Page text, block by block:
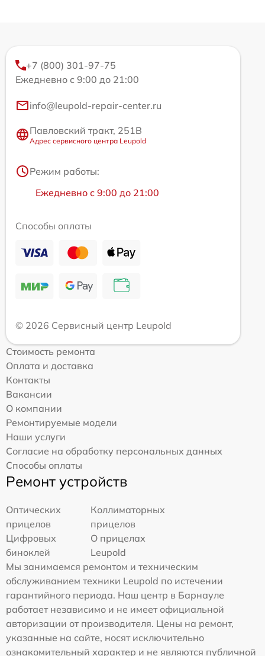
+7 (800) 301-97-75
Ежедневно с 9:00 до 21:00
info@leupold-repair-center.ru
Павловский тракт, 251В
Адрес сервисного центра Leupold
Режим работы:
Ежедневно с 9:00 до 21:00
Способы оплаты
© 2026 Сервисный центр Leupold
Стоимость ремонта
Оплата и доставка
Контакты
Вакансии
О компании
Ремонтируемые модели
Наши услуги
Согласие на обработку персональных данных
Способы оплаты
Ремонт устройств
Оптических
прицелов
Коллиматорных
прицелов
Цифровых
биноклей
О прицелах
Leupold
Мы занимаемся ремонтом и техническим
обслуживанием техники Leupold по истечении
гарантийного периода. Наш центр в Барнауле
работает независимо и не имеет официальной
авторизации от производителя. Цены на ремонт,
указанные на сайте, носят исключительно
ознакомительный характер и не являются публичной